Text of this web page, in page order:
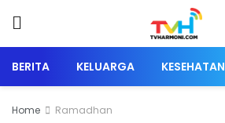
BERITA KELUARGA KESEHATAN
Home Ramadhan